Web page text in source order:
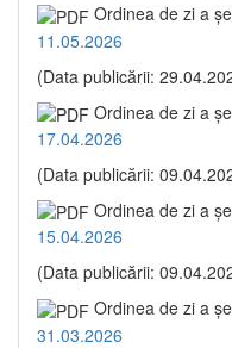
Ordinea de zi a
11.05.2026
(Data publicării:
Ordinea de zi a
17.04.2026
(Data publicării:
Ordinea de zi a
15.04.2026
(Data publicării:
Ordinea de zi a
31.03.2026